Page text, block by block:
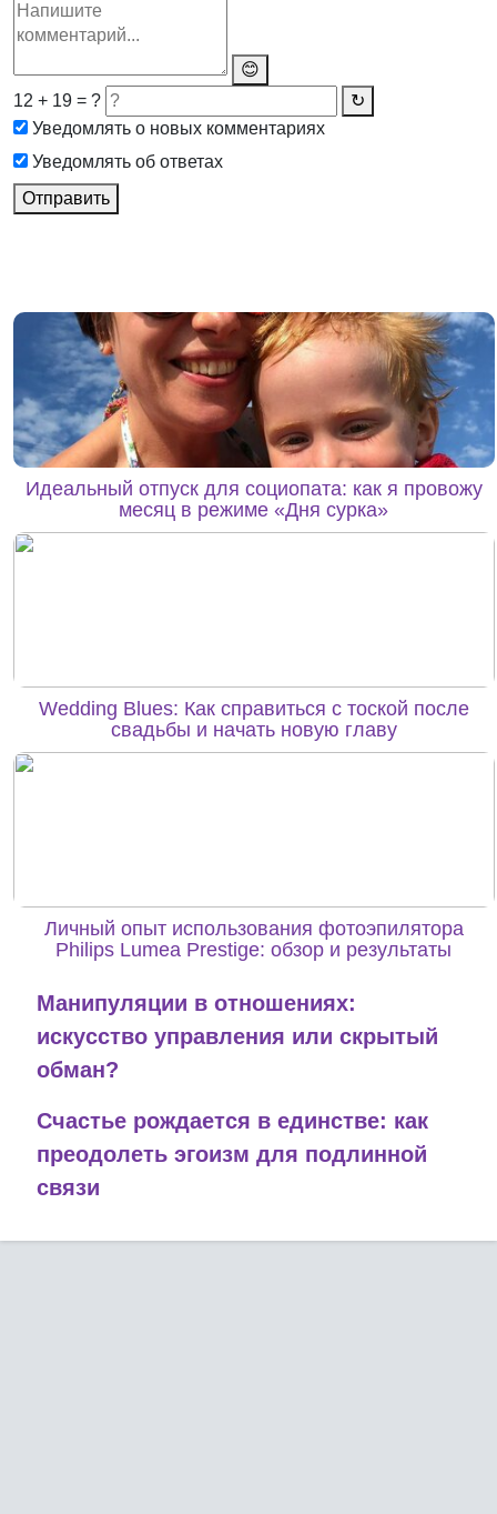
😊
12 + 19 = ?
↻
Уведомлять о новых комментариях
Уведомлять об ответах
Отправить
Идеальный отпуск для социопата: как я провожу
месяц в режиме «Дня сурка»
Wedding Blues: Как справиться с тоской после
свадьбы и начать новую главу
Личный опыт использования фотоэпилятора
Philips Lumea Prestige: обзор и результаты
Манипуляции в отношениях:
искусство управления или скрытый
обман?
Счастье рождается в единстве: как
преодолеть эгоизм для подлинной
связи